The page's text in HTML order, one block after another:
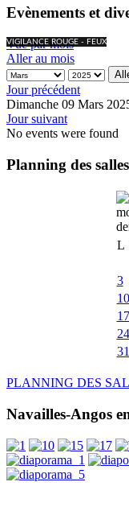
Evènements et
VIGILANCE ROUGE - FEUX
Vue par mois
Aller au mois
Jour précédent
Dimanche 09 Mars
Jour suivant
No events were found
Planning des salles
L
3
10
17
24
31
PLANNING DES
Navailles-Angos